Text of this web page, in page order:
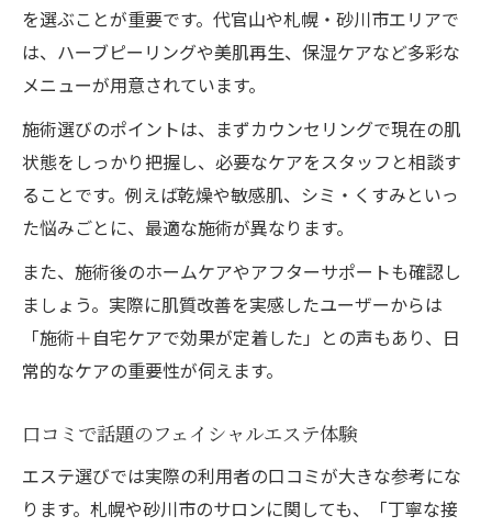
を選ぶことが重要です。代官山や札幌・砂川市エリアで
は、ハーブピーリングや美肌再生、保湿ケアなど多彩な
メニューが用意されています。
施術選びのポイントは、まずカウンセリングで現在の肌
状態をしっかり把握し、必要なケアをスタッフと相談す
ることです。例えば乾燥や敏感肌、シミ・くすみといっ
た悩みごとに、最適な施術が異なります。
また、施術後のホームケアやアフターサポートも確認し
ましょう。実際に肌質改善を実感したユーザーからは
「施術＋自宅ケアで効果が定着した」との声もあり、日
常的なケアの重要性が伺えます。
口コミで話題のフェイシャルエステ体験
エステ選びでは実際の利用者の口コミが大きな参考にな
ります。札幌や砂川市のサロンに関しても、「丁寧な接